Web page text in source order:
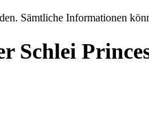
Sämtliche Informationen
Schlei